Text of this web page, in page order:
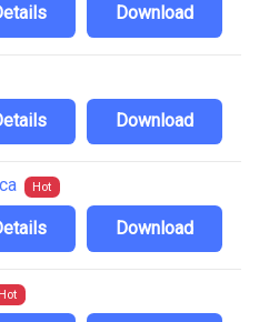
Download
Download
Hot
Download
Hot